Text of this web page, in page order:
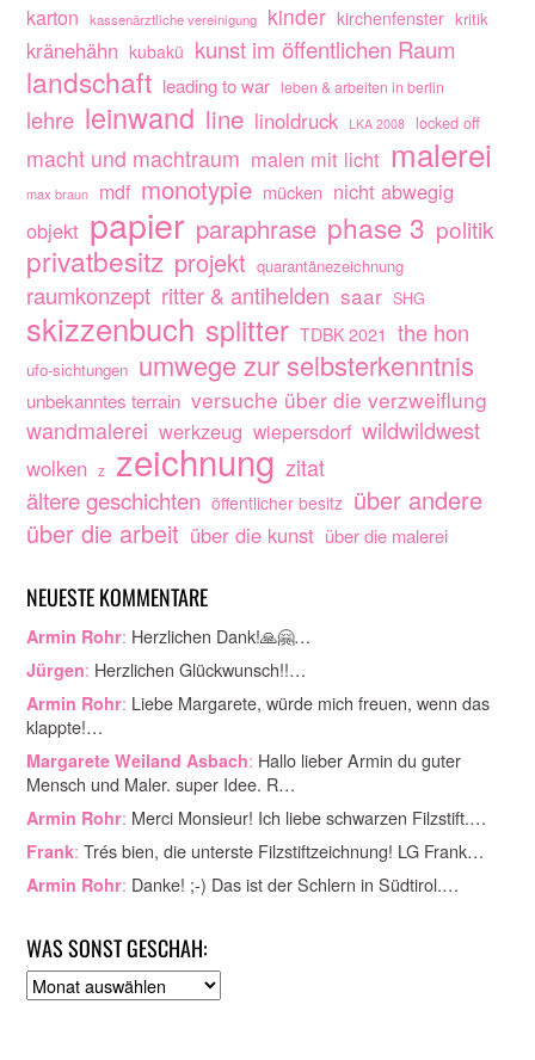
karton kassenärztliche vereinigung kinder kirchenfenster kritik
kränehähn kubakü kunst im öffentlichen Raum
landschaft leading to war leben & arbeiten in berlin
lehre leinwand line linoldruck LKA 2008 locked off
macht und machtraum malen mit licht malerei
max braun mdf monotypie mücken nicht abwegig
objekt papier paraphrase phase 3 politik
privatbesitz projekt quarantänezeichnung
raumkonzept ritter & antihelden saar SHG
skizzenbuch splitter TDBK 2021 the hon
ufo-sichtungen umwege zur selbsterkenntnis
unbekanntes terrain versuche über die verzweiflung
wandmalerei werkzeug wiepersdorf wildwildwest
wolken z zeichnung zitat
ältere geschichten öffentlicher besitz über andere
über die arbeit über die kunst über die malerei
NEUESTE KOMMENTARE
Armin Rohr: Herzlichen Dank!🙏🤗…
Jürgen: Herzlichen Glückwunsch!!…
Armin Rohr: Liebe Margarete, würde mich freuen, wenn das
klappte!…
Margarete Weiland Asbach: Hallo lieber Armin du guter
Mensch und Maler. super Idee. R…
Armin Rohr: Merci Monsieur! Ich liebe schwarzen Filzstift.…
Frank: Trés bien, die unterste Filzstiftzeichnung! LG Frank…
Armin Rohr: Danke! ;-) Das ist der Schlern in Südtirol.…
WAS SONST GESCHAH:
A